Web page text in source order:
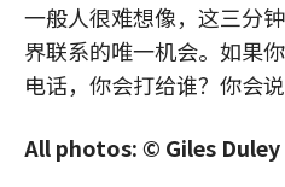
一般人很难想像，这三分
界联系的唯一机会。如果
电话，你会打给谁？你会说
All photos: © Giles Duley